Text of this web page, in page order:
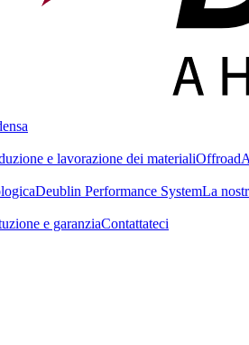
e lavorazione dei materialiOffroad
Deublin Performance SystemLa
e garanziaContattateci